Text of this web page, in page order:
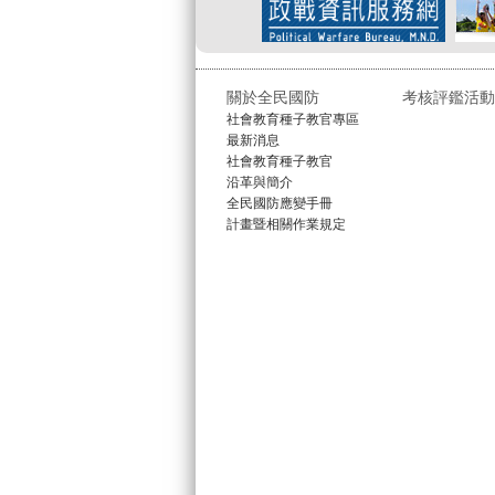
關於全民國防
社會教育種子教官專區
最新消息
社會教育種子教官
沿革與簡介
全民國防應變手冊
計畫暨相關作業規定
考核評鑑活動